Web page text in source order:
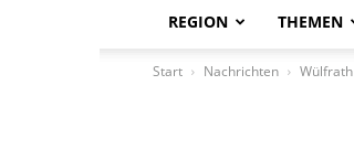
REGION THEMEN
Start Nachrichten Wülfrath